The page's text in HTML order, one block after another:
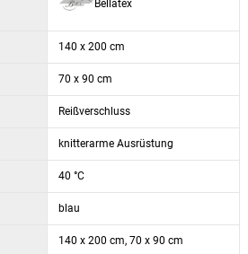
Bellatex
140 x 200 cm
70 x 90 cm
Reißverschluss
knitterarme Ausrüstung
40 °C
blau
140 x 200 cm, 70 x 90 cm